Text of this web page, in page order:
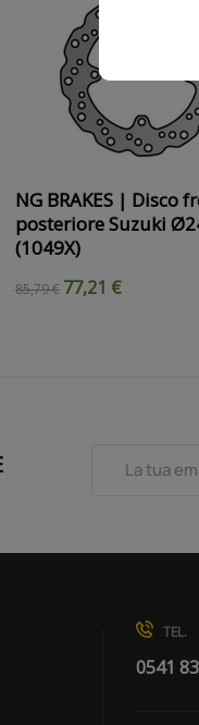
NG BRAKES | Disco
posteriore Suzuki
(1049X)
85,79 € 77,21 €
TEL.
0541